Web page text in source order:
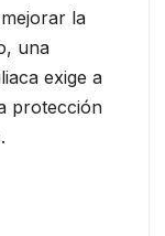
la
una
exige a
protección